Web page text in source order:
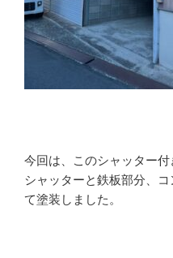
今回は、このシャッター付
シャッターと鉄板部分、
て塗装しました。